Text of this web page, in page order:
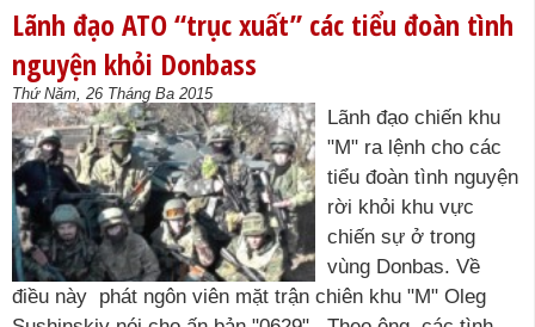
Lãnh đạo ATO “trục xuất” các tiểu đoàn tình
nguyện khỏi Donbass
Thứ Năm, 26 Tháng Ba 2015
Lãnh đạo chiến khu
"M" ra lệnh cho các
tiểu đoàn tình nguyện
rời khỏi khu vực
chiến sự ở trong
vùng Donbas. Về
điều này phát ngôn viên mặt trận chiên khu "M" Oleg